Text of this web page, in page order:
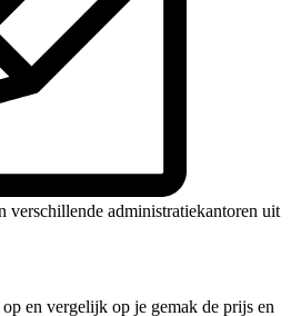
verschillende administratiekantoren uit
en vergelijk op je gemak de prijs en